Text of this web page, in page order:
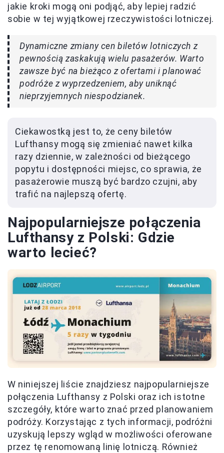
jakie kroki mogą oni podjąć, aby lepiej radzić
sobie w tej wyjątkowej rzeczywistości lotniczej.
Dynamiczne zmiany cen biletów lotniczych z
pewnością zaskakują wielu pasażerów. Warto
zawsze być na bieżąco z ofertami i planować
podróże z wyprzedzeniem, aby uniknąć
nieprzyjemnych niespodzianek.
Ciekawostką jest to, że ceny biletów
Lufthansy mogą się zmieniać nawet kilka
razy dziennie, w zależności od bieżącego
popytu i dostępności miejsc, co sprawia, że
pasażerowie muszą być bardzo czujni, aby
trafić na najlepszą ofertę.
Najpopularniejsze połączenia
Lufthansy z Polski: Gdzie
warto lecieć?
W niniejszej liście znajdziesz najpopularniejsze
połączenia Lufthansy z Polski oraz ich istotne
szczegóły, które warto znać przed planowaniem
podróży. Korzystając z tych informacji, podróżni
uzyskują lepszy wgląd w możliwości oferowane
przez tę renomowaną linię lotniczą. Również